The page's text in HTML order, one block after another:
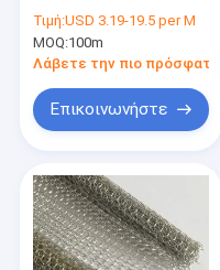
Προϊόντα
Εμφάνιση VR
το στόλισμα πλέγμα
καλωδίων TCS SS
Τιμή:USD 3.19-19.5 per M
MOQ:100m
Λάβετε την πιο πρόσφατη
Επικοινωνήστε